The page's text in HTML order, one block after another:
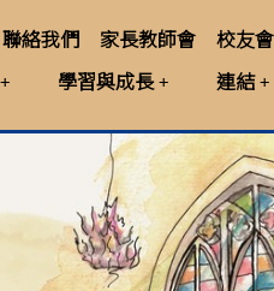
聯絡我們 家長教師會 校友會
學習與成長 連結